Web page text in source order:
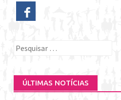
Pesquisar
ÚLTIMAS NOTÍCIAS